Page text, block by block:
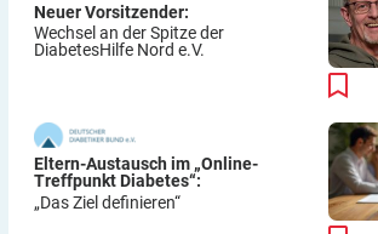
Neuer Vorsitzender:
Wechsel an der Spitze der
DiabetesHilfe Nord e.V.
Eltern-Austausch im „Online-
Treffpunkt Diabetes“:
„Das Ziel definieren“